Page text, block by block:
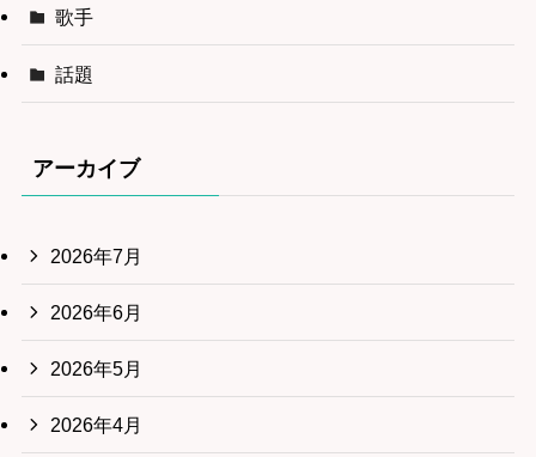
歌手
話題
アーカイブ
2026年7月
2026年6月
2026年5月
2026年4月